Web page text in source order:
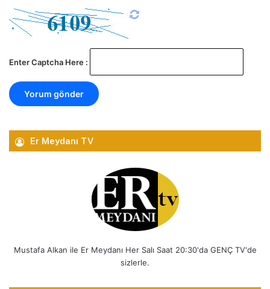
Enter Captcha Here :
Er Meydanı TV
Mustafa Alkan ile Er Meydanı Her Salı Saat 20:30'da GENÇ TV'de
sizlerle.